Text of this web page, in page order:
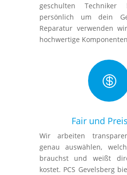
geschulten Techniker
persönlich um dein
Reparatur verwenden
hochwertige

Fair und
Wir arbeiten
genau auswählen,
brauchst und weißt
kostet. PCS Gevelsberg